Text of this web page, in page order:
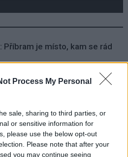
Process My Personal
sale, sharing to third parties, or
or sensitive information for
please use the below opt-out
Please note that after your
you may continue seeing
Příbram je místo, kam se rád
herecký koncert legend